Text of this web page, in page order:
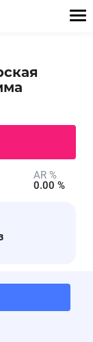
AR %
0.00 %